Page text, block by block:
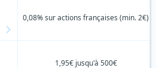
0,08% sur actions françaises (min. 2€)
1,95€ jusqu'à 500€